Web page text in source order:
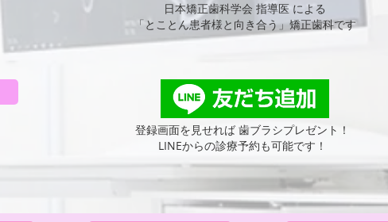
​日本矯正歯科学会 指導医 による
「とことん患者様と向き合う」矯正歯科です
​登録画面を見せれば 歯ブラシプレゼント！
LINEからの診療予約も可能です！